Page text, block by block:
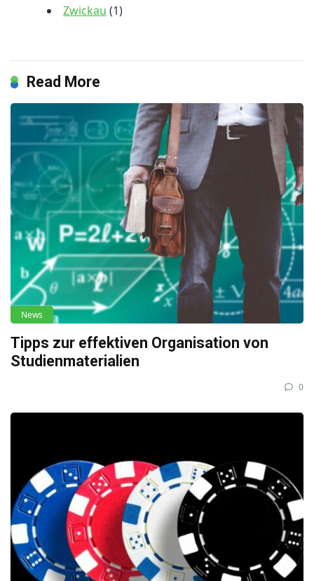
Zwickau (1)
Read More
News
Tipps zur effektiven Organisation von
Studienmaterialien
0